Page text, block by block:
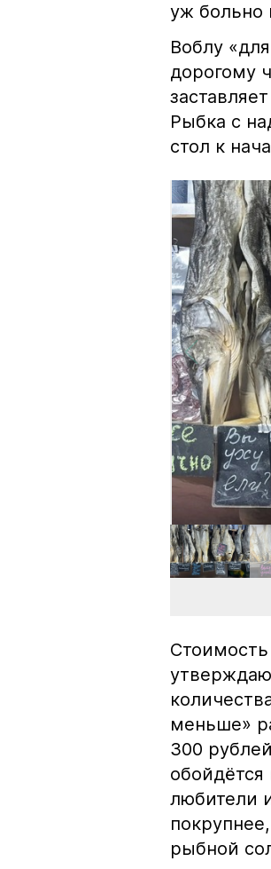
уж больно
Воблу
дорогому
Рыбка с
стол к
меньше»
300
обойдётся
любители
рыбной